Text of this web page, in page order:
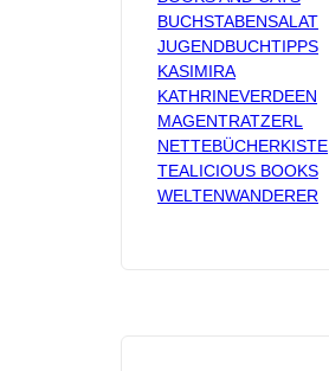
BUCHSTABENSALAT
JUGENDBUCHTIPPS
KASIMIRA
KATHRINEVERDEEN
MAGENTRATZERL
NETTEBÜCHERKISTE
TEALICIOUS BOOKS
WELTENWANDERER